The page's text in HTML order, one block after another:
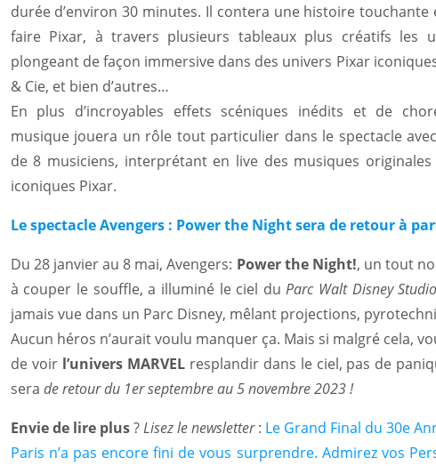
durée d’environ 30 minutes. Il contera une histoire
faire Pixar, à travers plusieurs tableaux plus créatifs les
plongeant de façon immersive dans des univers Pixar
& Cie, et bien d’autres…
En plus d’incroyables effets scéniques inédits et de
musique jouera un rôle tout particulier dans le spectacle
de 8 musiciens, interprétant en live des musiques
iconiques Pixar.
Le spectacle Avengers : Power the Night sera de retour à
Du 28 janvier au 8 mai, Avengers: Power the Night!, un tout
à couper le souffle, a illuminé le ciel duParc Walt Disney
jamais vue dans un Parc Disney, mêlant projections,
Aucun héros n’aurait voulu manquer ça. Mais si malgré cela,
de voir l’univers MARVELresplandir dans le ciel, pas de
sera de retour du 1er septembre au 5 novembre 2023 !
Envie de lire plus?Lisez le newsletter: Le Grand Final du 30e
Paris n’a pas encore fini de vous surprendre. Admirez vos